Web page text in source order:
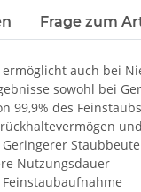
Frage zum
auch bei
sowohl bei
99,9% des
Nutzungsdauer